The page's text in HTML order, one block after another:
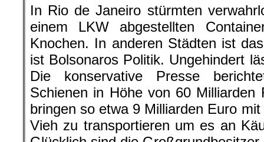
In Rio de Janeiro stürmten
einem LKW abgestellten
Knochen. In anderen Städten ist
ist Bolsonaros Politik. Ungehindert
Die konservative Presse
Schienen in Höhe von 60 Milliarden
bringen so etwa 9 Milliarden Euro
Vieh zu transportieren um es an